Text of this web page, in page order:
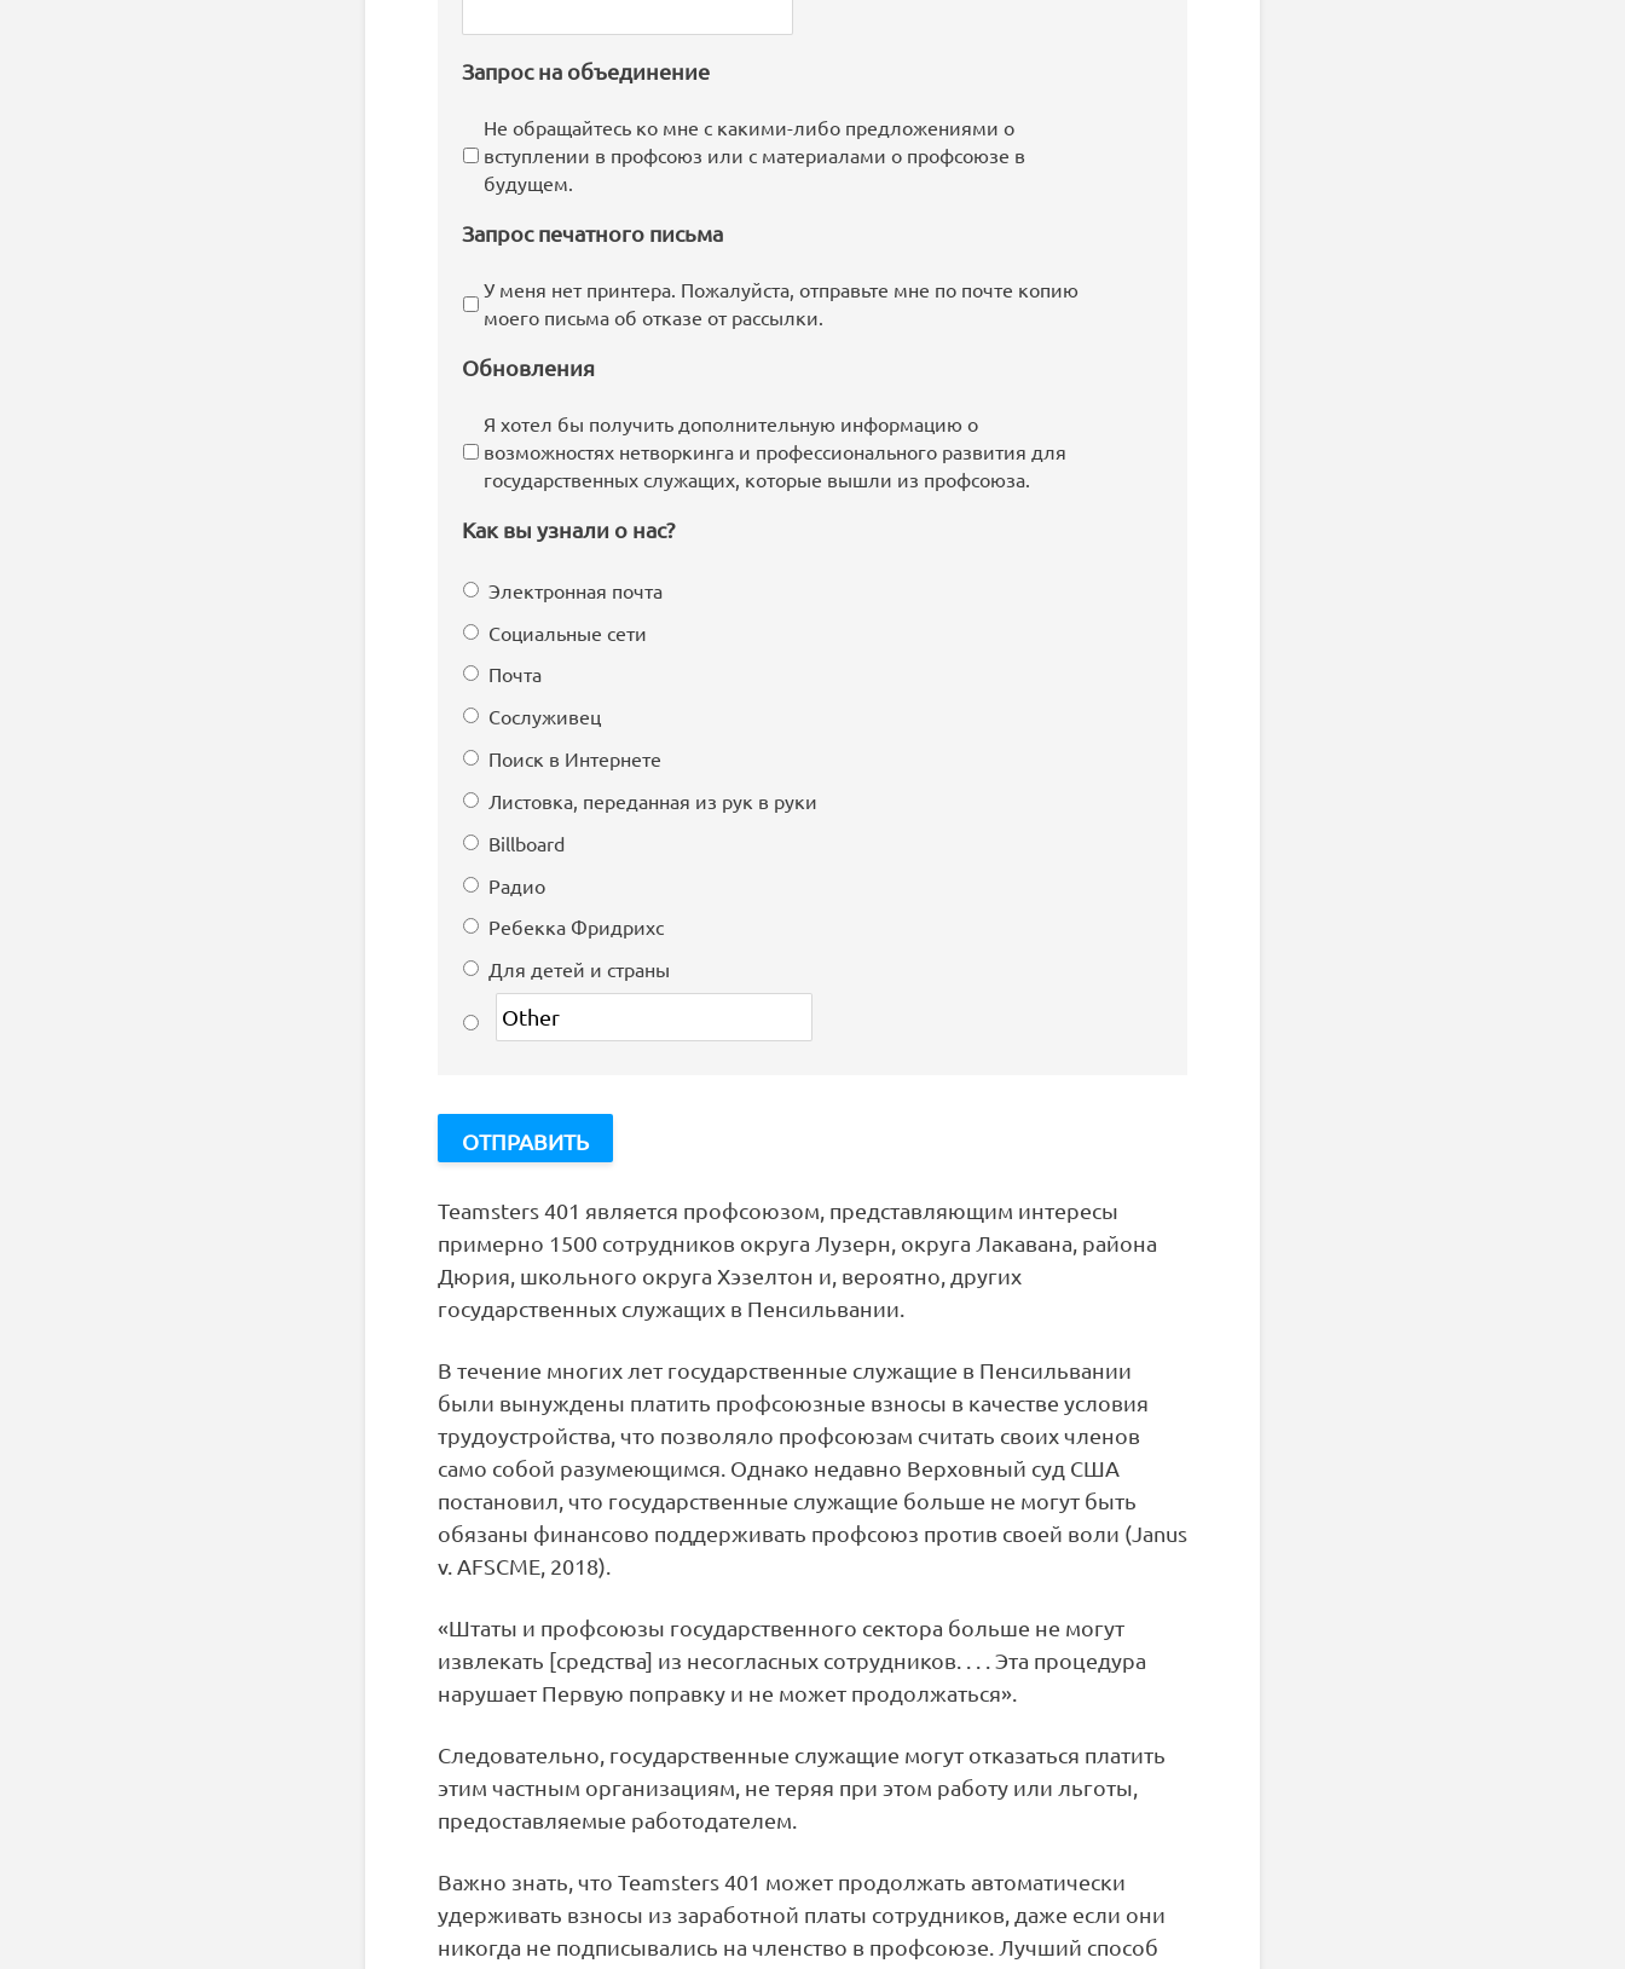
Запрос на объединение
Не обращайтесь ко мне с какими-либо предложениями о
вступлении в профсоюз или с материалами о профсоюзе в
будущем.
Запрос печатного письма
У меня нет принтера. Пожалуйста, отправьте мне по почте копию
моего письма об отказе от рассылки.
Обновления
Я хотел бы получить дополнительную информацию о
возможностях нетворкинга и профессионального развития для
государственных служащих, которые вышли из профсоюза.
Как вы узнали о нас?
Электронная почта
Социальные сети
Почта
Сослуживец
Поиск в Интернете
Листовка, переданная из рук в руки
Billboard
Радио
Ребекка Фридрихс
Для детей и страны
Teamsters 401 является профсоюзом, представляющим интересы
примерно 1500 сотрудников округа Лузерн, округа Лакавана, района
Дюрия, школьного округа Хэзелтон и, вероятно, других
государственных служащих в Пенсильвании.
В течение многих лет государственные служащие в Пенсильвании
были вынуждены платить профсоюзные взносы в качестве условия
трудоустройства, что позволяло профсоюзам считать своих членов
само собой разумеющимся. Однако недавно Верховный суд США
постановил, что государственные служащие больше не могут быть
обязаны финансово поддерживать профсоюз против своей воли (Janus
v. AFSCME, 2018).
«Штаты и профсоюзы государственного сектора больше не могут
извлекать [средства] из несогласных сотрудников. . . . Эта процедура
нарушает Первую поправку и не может продолжаться».
Следовательно, государственные служащие могут отказаться платить
этим частным организациям, не теряя при этом работу или льготы,
предоставляемые работодателем.
Важно знать, что Teamsters 401 может продолжать автоматически
удерживать взносы из заработной платы сотрудников, даже если они
никогда не подписывались на членство в профсоюзе. Лучший способ